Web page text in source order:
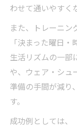
わせて通いやすく
また、トレーニン
「決まった曜日
生活リズムの一部
や、ウェア・シュ
準備の手間が減り
す。
成功例としては、